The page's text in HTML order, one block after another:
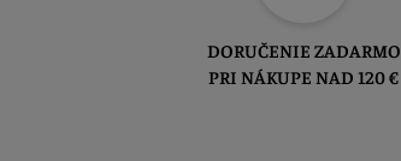
DORUČENIE ZADARMO
PRI NÁKUPE NAD 120 €